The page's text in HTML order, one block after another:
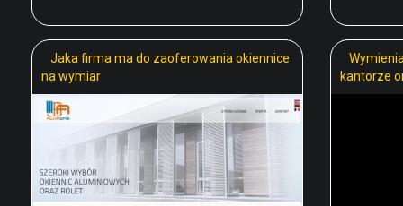
Jaka firma ma do zaoferowania okiennice
na wymiar
kantorze